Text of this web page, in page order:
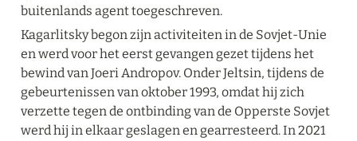
buitenlands agent toegeschreven.
Kagarlitsky begon zijn activiteiten in de Sovjet-Unie
en werd voor het eerst gevangen gezet tijdens het
bewind van Joeri Andropov. Onder Jeltsin, tijdens de
gebeurtenissen van oktober 1993, omdat hij zich
verzette tegen de ontbinding van de Opperste Sovjet
werd hij in elkaar geslagen en gearresteerd. In 2021